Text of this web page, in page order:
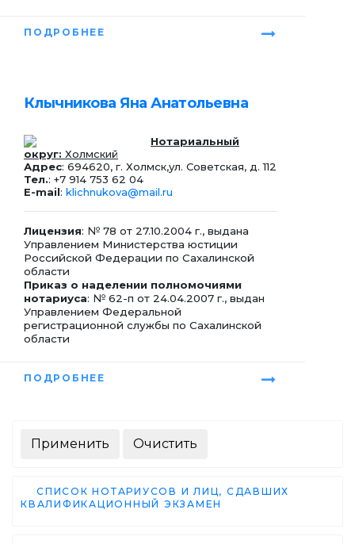
ПОДРОБНЕЕ
Клычникова Яна Анатольевна
Нотариальный
округ: Холмский
Адрес: 694620, г. Холмск,ул. Советская, д. 112
Тел.: +7 914 753 62 04
E-mail: klichnukova@mail.ru
Лицензия: № 78 от 27.10.2004 г., выдана
Управлением Министерства юстиции
Российской Федерации по Сахалинской
области
Приказ о наделении полномочиями
нотариуса: № 62-п от 24.04.2007 г., выдан
Управлением Федеральной
регистрационной службы по Сахалинской
области
ПОДРОБНЕЕ
СПИСОК НОТАРИУСОВ И ЛИЦ, СДАВШИХ
КВАЛИФИКАЦИОННЫЙ ЭКЗАМЕН